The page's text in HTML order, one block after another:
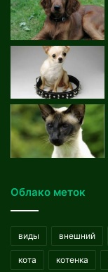
Облако меток
виды внешний
кота котенка